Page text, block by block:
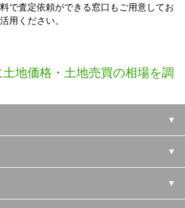
で査定依頼ができる窓口もご用意してお
用ください。
地価格・土地売買の相場を調
▼
▼
▼